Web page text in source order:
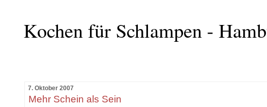
Kochen für Schlampen -
7. Oktober 2007
Mehr Schein als Sein